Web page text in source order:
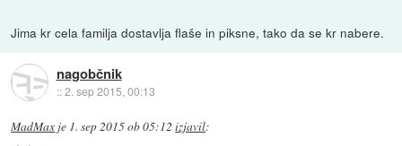
Jima kr cela familja dostavlja flaše in piksne, tako da se kr nabere.
nagobčnik
::2. sep 2015, 00:13
MadMax je 1. sep 2015 ob 05:12 izjavil: